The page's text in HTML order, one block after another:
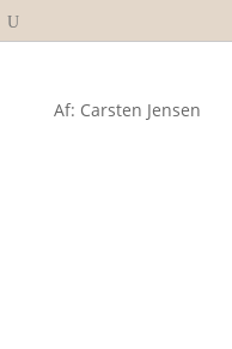
Af: Carsten Jensen